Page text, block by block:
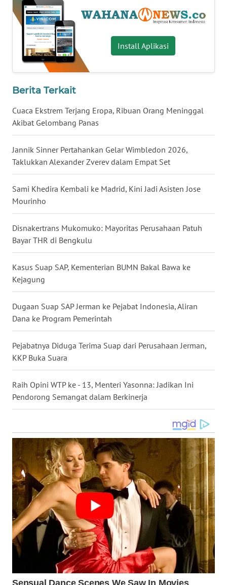
Install Aplikasi
Berita Terkait
Cuaca Ekstrem Terjang Eropa, Ribuan Orang Meninggal
Akibat Gelombang Panas
Jannik Sinner Pertahankan Gelar Wimbledon 2026,
Taklukkan Alexander Zverev dalam Empat Set
Sami Khedira Kembali ke Madrid, Kini Jadi Asisten Jose
Mourinho
Disnakertrans Mukomuko: Mayoritas Perusahaan Patuh
Bayar THR di Bengkulu
Kasus Suap SAP, Kementerian BUMN Bakal Bawa ke
Kejagung
Dugaan Suap SAP Jerman ke Pejabat Indonesia, Aliran
Dana ke Program Pemerintah
Pejabatnya Diduga Terima Suap dari Perusahaan Jerman,
KKP Buka Suara
Raih Opini WTP ke - 13, Menteri Yasonna: Jadikan Ini
Pendorong Semangat dalam Berkinerja
WN
BABEL
WN
SUMBAR
WN
WN
BENGKULU
WN
LAMPUNG
WN
JATENG
WN
NUSANTARA
WN
WN
WN
WN
KALBAR
KALTENG
WN
KALTARA
WN
KALSEL
WN
KALTIM
WN